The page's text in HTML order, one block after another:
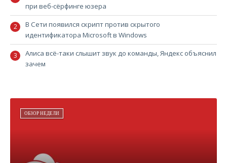
при веб-сёрфинге юзера
В Сети появился скрипт против скрытого
идентификатора Microsoft в Windows
Алиса всё-таки слышит звук до команды, Яндекс объяснил
зачем
ОБЗОР НЕДЕЛИ